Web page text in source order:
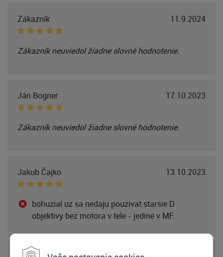
Zákazník 11.9.2024
Zákazník neuviedol žiadne slovné hodnotenie.
Ján Bogner 17.10.2023
Zákazník neuviedol žiadne slovné hodnotenie.
Jakub Čajko 13.10.2023
bohuzial uz sa nedaju pouzivat starsie D
objektivy bez motora v tele - jedine v MF.